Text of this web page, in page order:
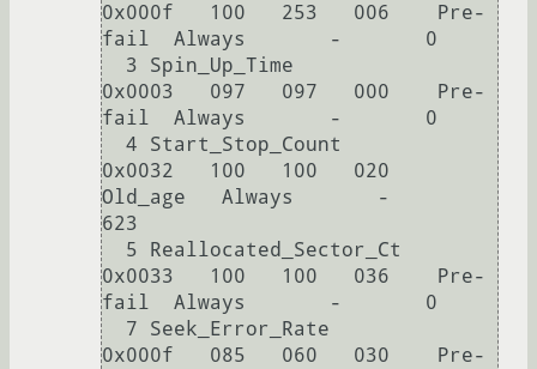
0x000f   100   253   006    Pre-
fail  Always       -       0
0x0003   097   097   000    Pre-
fail  Always       -       0
0x0032   100   100   020
Old_age   Always       -
623
0x0033   100   100   036    Pre-
fail  Always       -       0
0x000f   085   060   030    Pre-